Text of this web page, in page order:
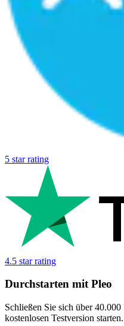
5 star rating
4.5 star rating
Durchstarten mit Pleo
Schließen Sie sich über
kostenlosen Testversion starten.